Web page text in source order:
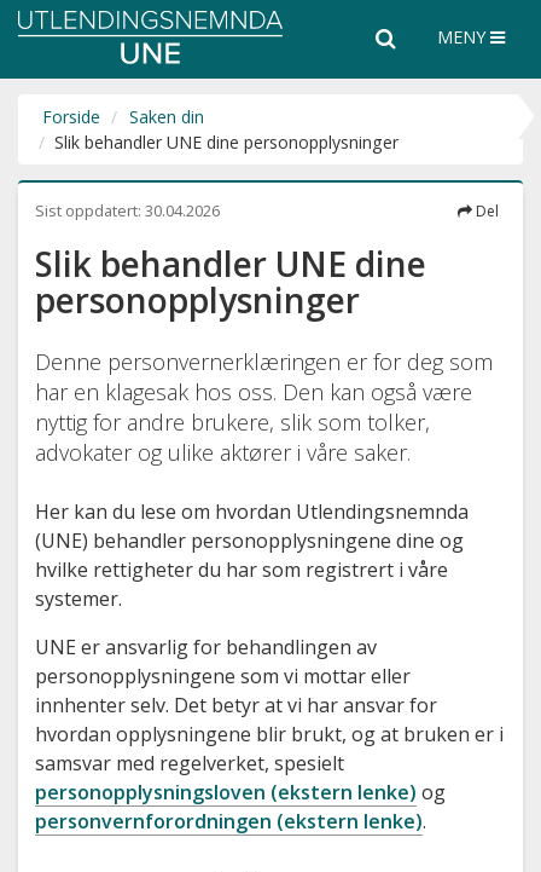
Utlendingsnemnda
hele
Søk MENY
Forside
Saken din
Slik behandler UNE dine personopplysninger
Sist oppdatert:30.04.2026 Del
Slik behandler UNE dine
personopplysninger
Denne personvernerklæringen er for deg som
har en klagesak hos oss. Den kan også være
nyttig for andre brukere, slik som tolker,
advokater og ulike aktører i våre saker.
Her kan du lese om hvordan Utlendingsnemnda
(UNE) behandler personopplysningene dine og
hvilke rettigheter du har som registrert i våre
systemer.
UNE er ansvarlig for behandlingen av
personopplysningene som vi mottar eller
innhenter selv. Det betyr at vi har ansvar for
hvordan opplysningene blir brukt, og at bruken er i
samsvar med regelverket, spesielt
personopplysningsloven (ekstern lenke) og
personvernforordningen (ekstern lenke).